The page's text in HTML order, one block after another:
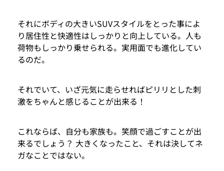
それにボディの大きいSUVスタイルをとった事によ
り居住性と快適性はしっかりと向上している。人も
荷物もしっかり乗せられる。実用面でも進化してい
るのだ。
それでいて、いざ元気に走らせればピリリとした刺
激をちゃんと感じることが出来る！
これならば、自分も家族も。笑顔で過ごすことが出
来るでしょう？ 大きくなったこと、それは決してネ
ガなことではない。